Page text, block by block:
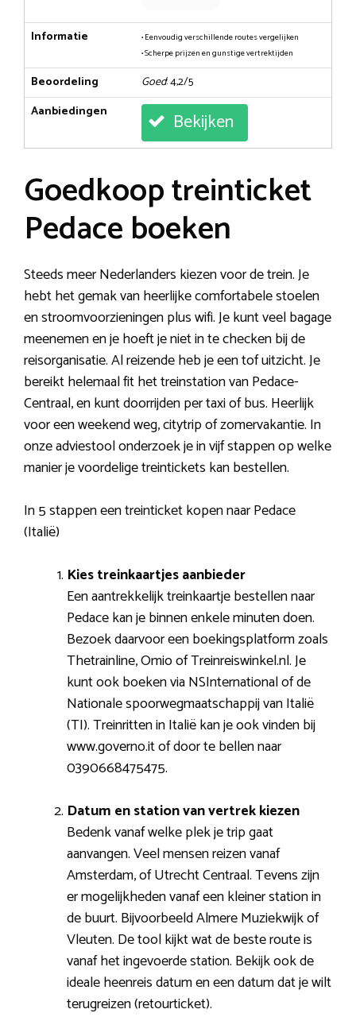
Informatie
• Eenvoudig verschillende routes vergelijken
• Scherpe prijzen en gunstige vertrektijden
Beoordeling Goed: 4,2/5
Aanbiedingen
Bekijken
Goedkoop treinticket
Pedace boeken
Steeds meer Nederlanders kiezen voor de trein. Je
hebt het gemak van heerlijke comfortabele stoelen
en stroomvoorzieningen plus wifi. Je kunt veel bagage
meenemen en je hoeft je niet in te checken bij de
reisorganisatie. Al reizende heb je een tof uitzicht. Je
bereikt helemaal fit het treinstation van Pedace-
Centraal, en kunt doorrijden per taxi of bus. Heerlijk
voor een weekend weg, citytrip of zomervakantie. In
onze adviestool onderzoek je in vijf stappen op welke
manier je voordelige treintickets kan bestellen.
In 5 stappen een treinticket kopen naar Pedace
(Italië)
Kies treinkaartjes aanbieder
Een aantrekkelijk treinkaartje bestellen naar
Pedace kan je binnen enkele minuten doen.
Bezoek daarvoor een boekingsplatform zoals
Thetrainline, Omio of Treinreiswinkel.nl. Je
kunt ook boeken via NSInternational of de
Nationale spoorwegmaatschappij van Italië
(TI). Treinritten in Italië kan je ook vinden bij
www.governo.it of door te bellen naar
0390668475475.
Datum en station van vertrek kiezen
Bedenk vanaf welke plek je trip gaat
aanvangen. Veel mensen reizen vanaf
Amsterdam, of Utrecht Centraal. Tevens zijn
er mogelijkheden vanaf een kleiner station in
de buurt. Bijvoorbeeld Almere Muziekwijk of
Vleuten. De tool kijkt wat de beste route is
vanaf het ingevoerde station. Bekijk ook de
ideale heenreis datum en een datum dat je wilt
terugreizen (retourticket).